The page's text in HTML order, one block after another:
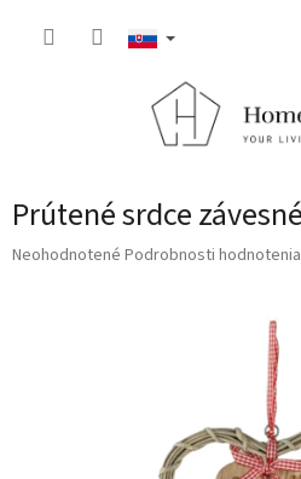
Prútené srdce
Priemerné
Neohodnotené Podrobnosti hodnotenia